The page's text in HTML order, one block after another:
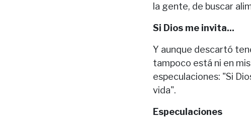
la gente, de buscar
Si Dios me invita...
Y aunque descartó
tampoco está ni en
especulaciones: "Si
vida".
Especulaciones